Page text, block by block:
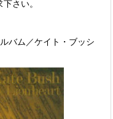
さい。
バム／ケイト・ブッシ